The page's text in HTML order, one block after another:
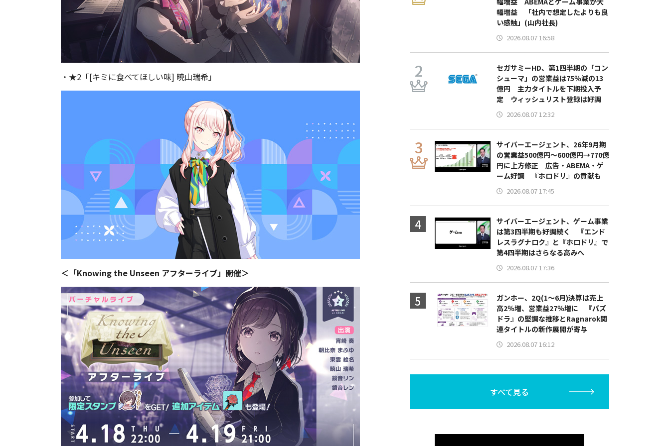
・★2「[キミに食べてほしい味] 暁山瑞希」
＜「Knowing the Unseen アフターライブ」開催＞
幅増益 「社内で想定したよりも良
い感触」(山内社長)
2026.08.07 16:58
セガサミーHD、第1四半期の「コン
シューマ」の営業益は75％減の13
億円 主力タイトルを下期投入予
定 ウィッシュリスト登録は好調
2026.08.07 12:32
サイバーエージェント、26年9月期
の営業益500億円～600億円→770億
円に上方修正 広告・ABEMA・ゲ
ーム好調 『ホロドリ』の貢献も
2026.08.07 17:45
サイバーエージェント、ゲーム事業
は第3四半期も好調続く 『エンド
レスラグナロク』と『ホロドリ』で
第4四半期はさらなる高みへ
2026.08.07 17:36
ガンホー、2Q(1～6月)決算は売上
高2％増、営業益27％増に 『パズ
ドラ』の堅調な推移とRagnarok関
連タイトルの新作展開が寄与
2026.08.07 16:12
すべて見る